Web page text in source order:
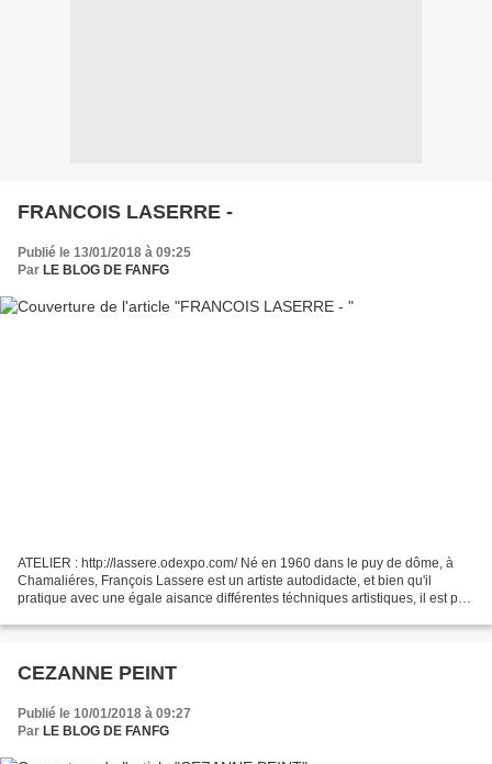
FRANCOIS LASERRE -
Publié le 13/01/2018 à 09:25
Par LE BLOG DE FANFG
ATELIER : http://lassere.odexpo.com/ Né en 1960 dans le puy de dôme, à
Chamaliéres, François Lassere est un artiste autodidacte, et bien qu'il
pratique avec une égale aisance différentes téchniques artistiques, il est par
CEZANNE PEINT
Publié le 10/01/2018 à 09:27
Par LE BLOG DE FANFG